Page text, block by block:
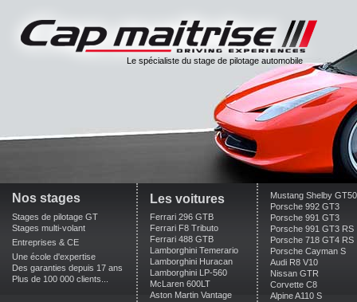
Le spécialiste du stage de pilotage automobile
Nos stages
Stages de pilotage GT
Stages multi-volant
Entreprises & CE
Une école d'expertise
Des garanties depuis 17 ans
Plus de 100 000 clients...
Les voitures
Ferrari 296 GTB
Ferrari F8 Tributo
Ferrari 488 GTB
Lamborghini Temerario
Lamborghini Huracan
Lamborghini LP-560
McLaren 600LT
Aston Martin Vantage
Mustang Shelby
Porsche 992 GT3
Porsche 991 GT3
Porsche 991 GT3 RS
Porsche 718 GT4 RS
Porsche Cayman S
Audi R8 V10
Nissan GTR
Corvette C8
Alpine A110 S